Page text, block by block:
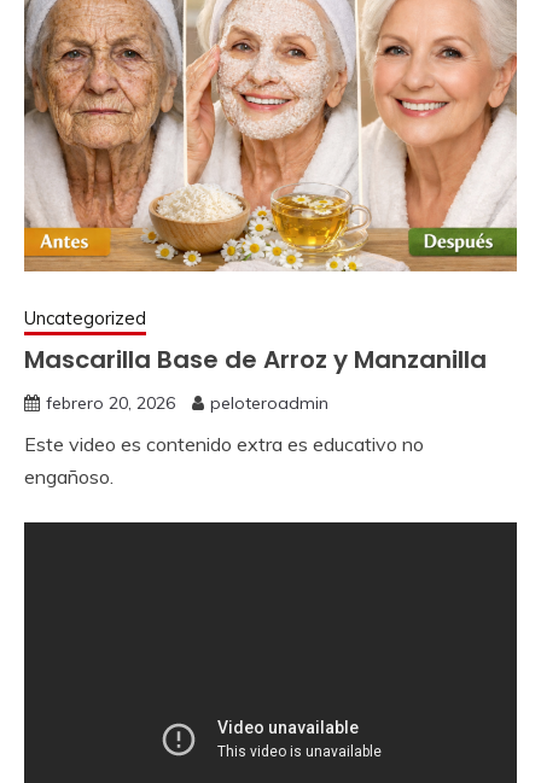
Uncategorized
Mascarilla Base de Arroz y Manzanilla
febrero 20, 2026 peloteroadmin
Este video es contenido extra es educativo no
engañoso.